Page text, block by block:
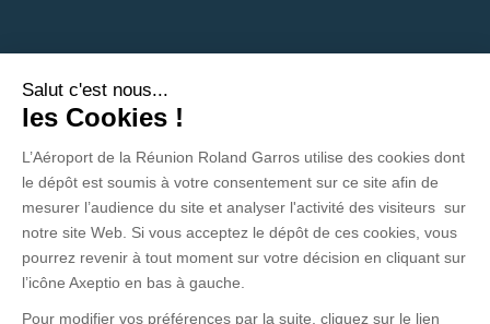
les Cookies !
L’Aéroport de la Réunion Roland Garros
utilise des cookies dont le dépôt est soumis à votre
consentement sur ce site afin de mesurer l’audience du site et
analyser l'activité des visiteurs sur notre site Web. Si vous
acceptez le dépôt de ces cookies, vous pourrez revenir à tout
moment sur votre décision en cliquant sur l’icône Axeptio en bas
à gauche.
Pour modifier vos préférences par la suite, cliquez sur le lien
Besoin d'aide ?
Mentions légales
CGV - CGU
Contact